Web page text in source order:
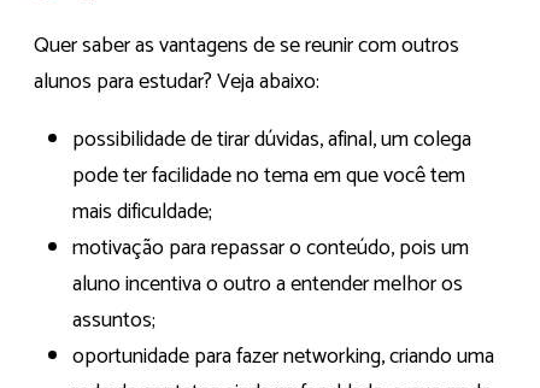
Quer saber as vantagens de se reunir com outros
alunos para estudar? Veja abaixo:
possibilidade de tirar dúvidas, afinal, um colega
pode ter facilidade no tema em que você tem
mais dificuldade;
motivação para repassar o conteúdo, pois um
aluno incentiva o outro a entender melhor os
assuntos;
oportunidade para fazer networking, criando uma